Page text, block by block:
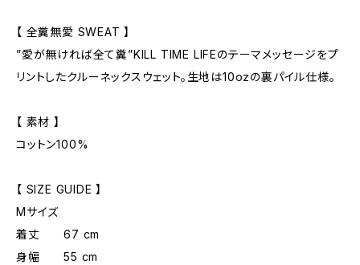
【 全糞無愛 SWEAT 】
”愛が無ければ全て糞”KILL TIME LIFEのテーマメッセージをプ
リントしたクルーネックスウェット。生地は10ozの裏パイル仕様。
【 素材 】
コットン100%
【 SIZE GUIDE 】
Mサイズ
着丈 67 cm
身幅 55 cm